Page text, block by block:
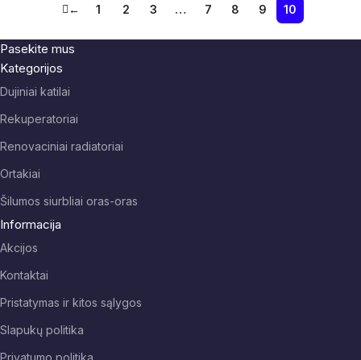
← 1 2 3 … 7 8 9 10
Pasekite mus
Kategorijos
Dujiniai katilai
Rekuperatoriai
Renovaciniai radiatoriai
Ortakiai
Šilumos siurbliai oras-oras
Informacija
Akcijos
Kontaktai
Pristatymas ir kitos sąlygos
Slapukų politika
Privatumo politika